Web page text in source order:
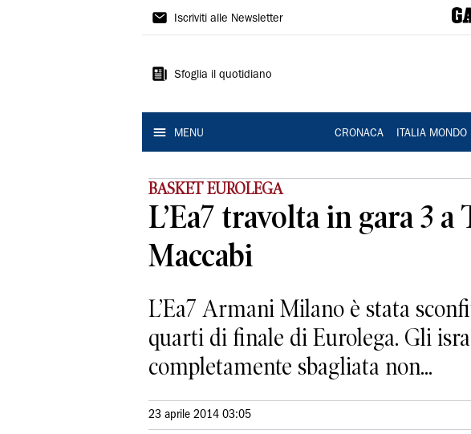
Gazzetta
Reggio
Iscriviti alle Newsletter
Sfoglia il quotidiano
MENU CRONACA ITALIA MONDO
BASKET EUROLEGA
L’Ea7 travolta in gara 3
Maccabi
L’Ea7 Armani Milano è stata
quarti di finale di Eurolega. Gli
completamente sbagliata non...
23 aprile 2014 03:05